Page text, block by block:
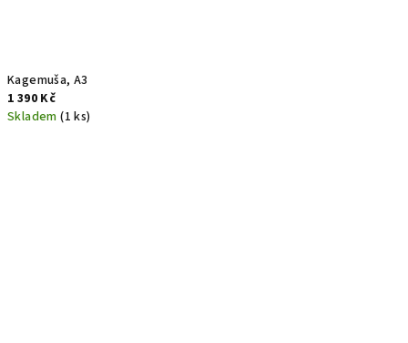
Kagemuša, A3
1 390 Kč
Skladem(1 ks)